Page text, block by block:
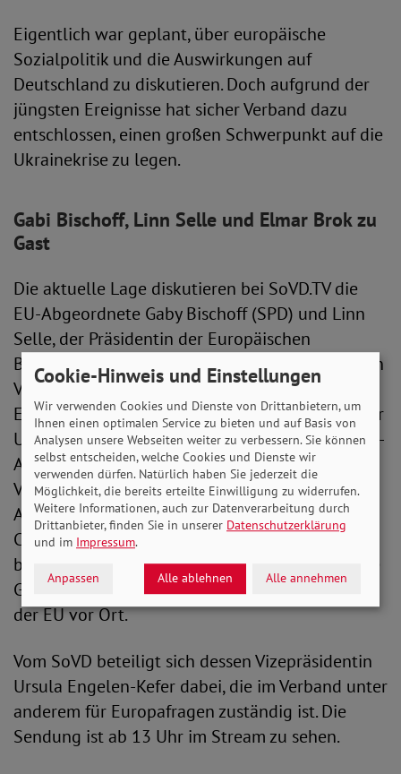
Eigentlich war geplant, über europäische
Sozialpolitik und die Auswirkungen auf
Deutschland zu diskutieren. Doch aufgrund der
jüngsten Ereignisse hat sicher Verband dazu
entschlossen, einen großen Schwerpunkt auf die
Ukrainekrise zu legen.
Gabi Bischoff, Linn Selle und Elmar Brok zu
Gast
Die aktuelle Lage diskutieren bei SoVD.TV die
EU-Abgeordnete Gaby Bischoff (SPD) und Linn
Selle, der Präsidentin der Europäischen
Bewegung Deutschland. Für den SoVD ist dessen
Vizepräsidentin und EU-Beauftragte Ursula
Engelen-Kefer dabei. Die Runde komplettiert der
Ukraine-Experte Elmar Brok. Der langjährige EU-
Abgeordnete war dort unter anderem
Vorsitzender des Ausschusses für Auswärtige
Angelegenheiten und ist Vizepräsident der
Christlich Demokratischen Internationale. Schon
bei der letzten großen Ukrainekrise rund um die
Geschehnisse am Maidan war er oft im Auftrag
der EU vor Ort.
Vom SoVD beteiligt sich dessen Vizepräsidentin
Ursula Engelen-Kefer dabei, die im Verband unter
anderem für Europafragen zuständig ist. Die
Sendung ist ab 13 Uhr im Stream zu sehen.
Cookie-Hinweis und Einstellungen
Wir verwenden Cookies und Dienste von Drittanbietern, um
Ihnen einen optimalen Service zu bieten und auf Basis von
Analysen unsere Webseiten weiter zu verbessern. Sie können
selbst entscheiden, welche Cookies und Dienste wir
verwenden dürfen. Natürlich haben Sie jederzeit die
Möglichkeit, die bereits erteilte Einwilligung zu widerrufen.
Weitere Informationen, auch zur Datenverarbeitung durch
Drittanbieter, finden Sie in unserer Datenschutzerklärung
und im Impressum.
Anpassen Alle ablehnen Alle annehmen